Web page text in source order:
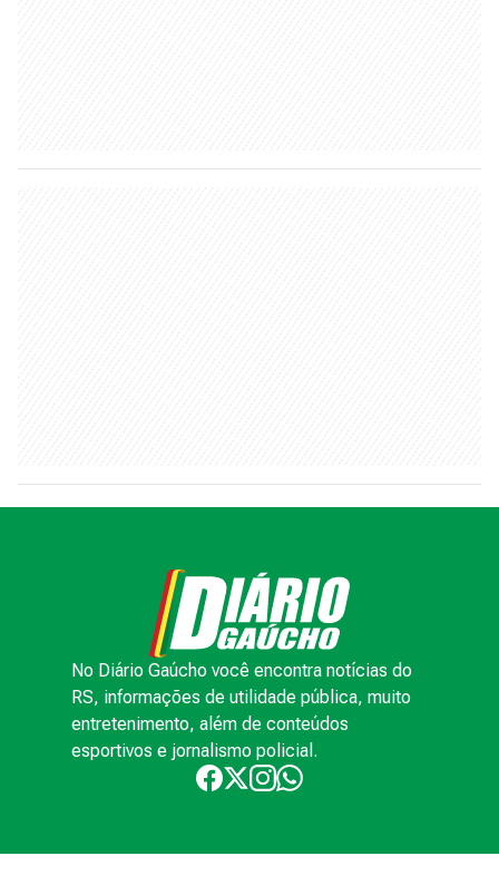
No Diário Gaúcho você encontra notícias do
RS, informações de utilidade pública, muito
entretenimento, além de conteúdos
esportivos e jornalismo policial.